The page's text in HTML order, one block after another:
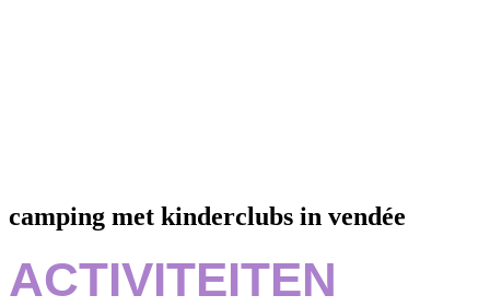
camping met kinderclubs in vendée
ACTIVITEITEN